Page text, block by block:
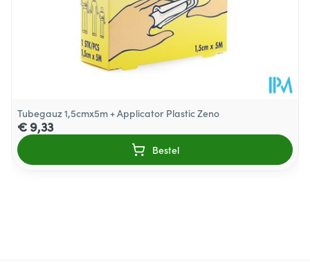
Tubegauz 1,5cmx5m + Applicator Plastic Zeno
€ 9,33
Bestel